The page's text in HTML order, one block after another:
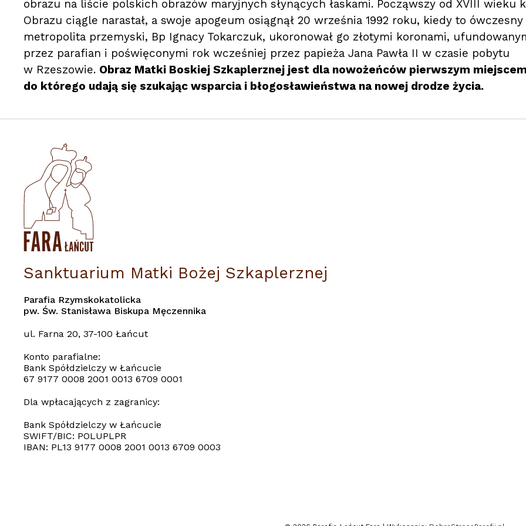
obrazu na liście polskich obrazów maryjnych słynących łaskami. Począwszy od XVIII wieku
Obrazu ciągle narastał, a swoje apogeum osiągnął 20 września 1992 roku, kiedy to ówczesny
metropolita przemyski, Bp Ignacy Tokarczuk, ukoronował go złotymi koronami,
przez parafian i poświęconymi rok wcześniej przez papieża Jana Pawła II w czasie pobytu
w Rzeszowie. Obraz Matki Boskiej Szkaplerznej jest dla nowożeńców pierwszym
do którego udają się szukając wsparcia i błogosławieństwa na nowej drodze życia.
Sanktuarium Matki Bożej Szkaplerznej
Parafia Rzymskokatolicka
pw. Św. Stanisława Biskupa Męczennika
ul. Farna 20, 37-100 Łańcut
Konto parafialne:
Bank Spółdzielczy w Łańcucie
67 9177 0008 2001 0013 6709 0001
Dla wpłacających z zagranicy:
Bank Spółdzielczy w Łańcucie
SWIFT/BIC: POLUPLPR
IBAN: PL13 9177 0008 2001 0013 6709 0003